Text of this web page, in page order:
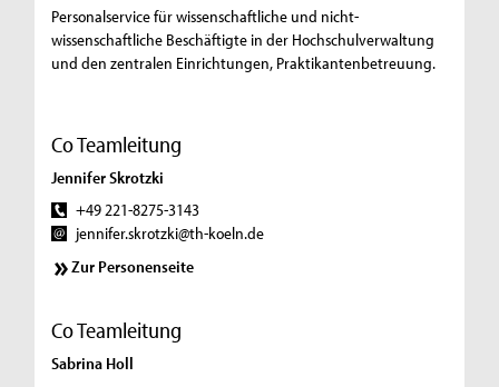
Personalservice für wissenschaftliche und nicht-
wissenschaftliche Beschäftigte in der Hochschulverwaltung
und den zentralen Einrichtungen, Praktikantenbetreuung.
Co Teamleitung
Jennifer Skrotzki
+49 221-8275-3143
jennifer.skrotzki@th-koeln.de
Zur Personenseite
Co Teamleitung
Sabrina Holl